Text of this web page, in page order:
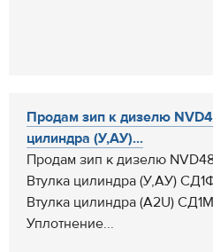
Продам зип к дизелю
цилиндра (У,АУ)...
Продам зип к дизелю
Втулка цилиндра (У,АУ)
Втулка цилиндра (А2U)
Уплотнение...